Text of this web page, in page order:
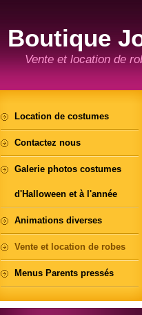
Boutique
Vente et location de
Location de costumes
Contactez nous
Galerie photos costumes
d'Halloween et à l'année
Animations diverses
Vente et location de robes
Menus Parents pressés